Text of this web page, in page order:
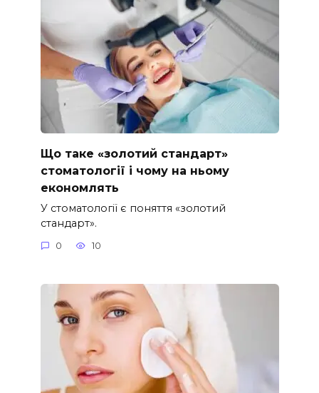
Що таке «золотий стандарт»
стоматології і чому на ньому
економлять
У стоматології є поняття «золотий
стандарт».
0 10